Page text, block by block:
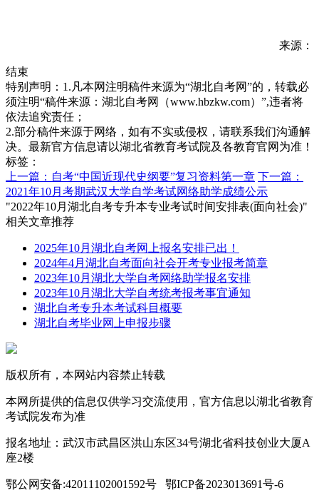
来源：
结束
特别声明：1.凡本网注明稿件来源为“湖北自考网”的，转载必
须注明“稿件来源：湖北自考网（www.hbzkw.com）”,违者将
依法追究责任；
2.部分稿件来源于网络，如有不实或侵权，请联系我们沟通解
决。最新官方信息请以湖北省教育考试院及各教育官网为准！
标签：
上一篇：自考“中国近现代史纲要”复习资料第一章 下一篇：
2021年10月考期武汉大学自学考试网络助学成绩公示
"2022年10月湖北自考专升本专业考试时间安排表(面向社会)"
相关文章推荐
2025年10月湖北自考网上报名安排已出！
2024年4月湖北自考面向社会开考专业报考简章
2023年10月湖北大学自考网络助学报名安排
2023年10月湖北大学自考统考报考事宜通知
湖北自考专升本考试科目概要
湖北自考毕业网上申报步骤
版权所有，本网站内容禁止转载
本网所提供的信息仅供学习交流使用，官方信息以湖北省教育
考试院发布为准
报名地址：武汉市武昌区洪山东区34号湖北省科技创业大厦A
座2楼
鄂公网安备:42011102001592号 鄂ICP备2023013691号-6